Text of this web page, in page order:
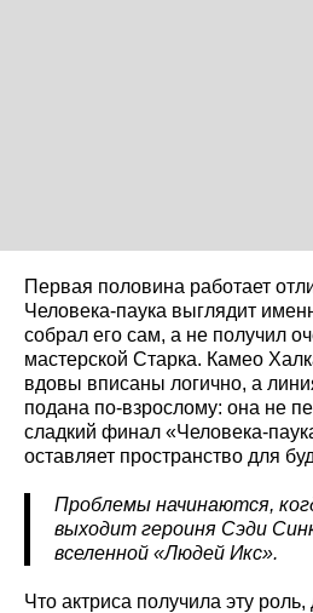
Первая половина работает
Человека-паука выглядит
собрал его сам, а не получил
мастерской Старка. Камео
вдовы вписаны логично, а
подана по-взрослому: она не
сладкий финал «Человека-
оставляет пространство для
Проблемы начинаются,
выходит героиня Сэди
вселенной «Людей Икс».
Что актриса получила эту